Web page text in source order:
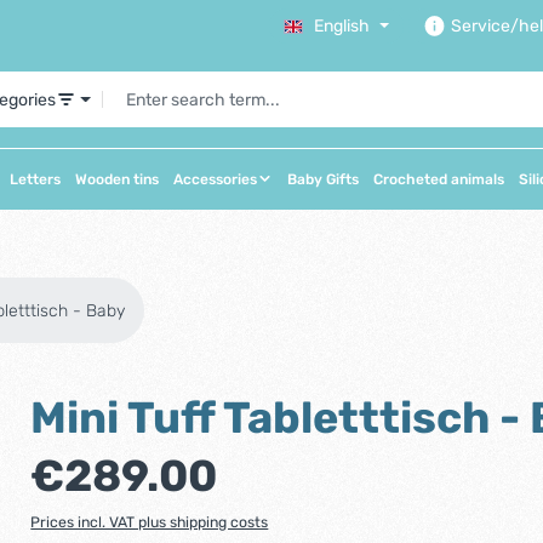
English Service/
Letters Wooden tins Accessories Baby Gifts Crocheted animals
- Baby
Mini Tuff Tabletttisch -
Regular price:
€289.00
Prices incl. VAT plus shipping costs